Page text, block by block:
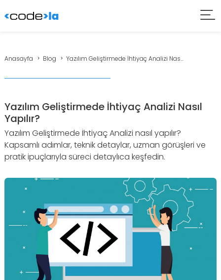
Anasayfa Blog Yazılım Geliştirmede İhtiyaç Analizi Nas...
Yazılım Geliştirmede İhtiyaç Analizi Nasıl
Yapılır?
Yazılım Geliştirmede İhtiyaç Analizi nasıl yapılır?
Kapsamlı adımlar, teknik detaylar, uzman görüşleri ve
pratik ipuçlarıyla süreci detaylıca keşfedin.